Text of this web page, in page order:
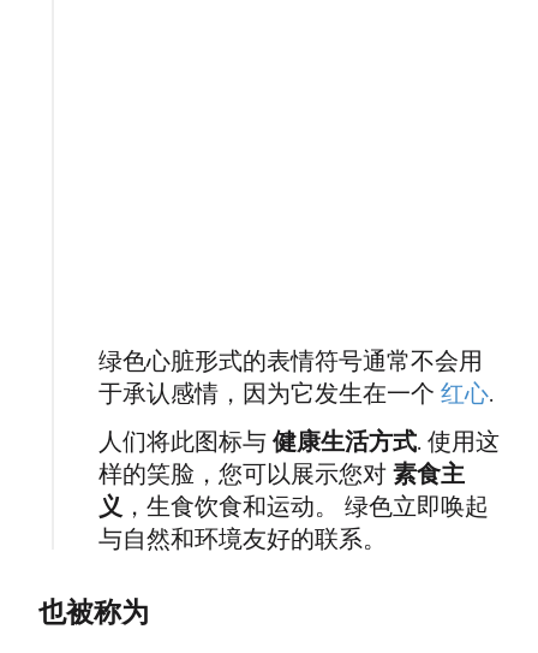
绿色心脏形式的表情符号通常不会用
于承认感情，因为它发生在一个红心.
人们将此图标与健康生活方式. 使用这
样的笑脸，您可以展示您对素食主
义 ，生食饮食和运动。 绿色立即唤起
与自然和环境友好的联系。
也被称为